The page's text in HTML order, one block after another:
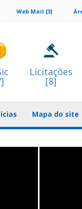
Web Mail [3]
Licitações
[8]
Mapa do site